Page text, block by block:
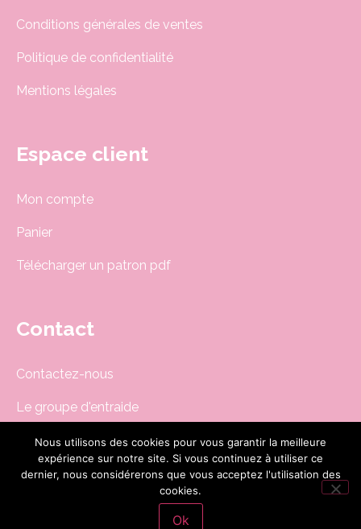
Conditions générales de ventes
Politique de confidentialité
Mentions légales
Espace client
Mon compte
Panier
Télécharger un patron pdf
Contact
Contactez-nous
Le groupe d'entraide
Newsletter
boutique@dodynette.com
Nous utilisons des cookies pour vous garantir la meilleure
expérience sur notre site. Si vous continuez à utiliser ce
dernier, nous considérerons que vous acceptez l'utilisation des
cookies.
Ok